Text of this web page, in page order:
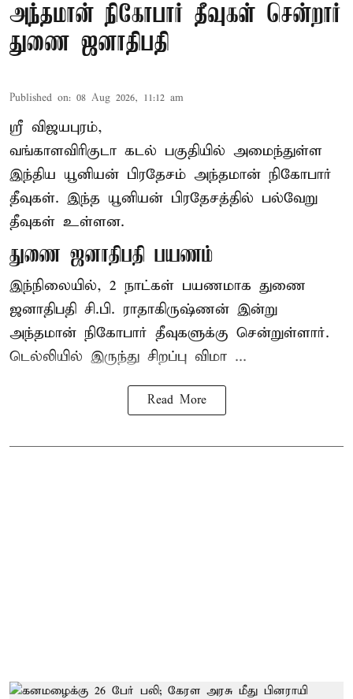
அந்தமான் நிகோபார் தீவுகள் சென்றார்
துணை ஜனாதிபதி
Published on: 08 Aug 2026, 11:12 am
ஸ்ரீ விஜயபுரம்,
வங்காளவிரிகுடா கடல் பகுதியில் அமைந்துள்ள
இந்திய யூனியன் பிரதேசம் அந்தமான் நிகோபார்
தீவுகள். இந்த யூனியன் பிரதேசத்தில் பல்வேறு
தீவுகள் உள்ளன.
துணை ஜனாதிபதி பயணம்
இந்நிலையில், 2 நாட்கள் பயணமாக துணை
ஜனாதிபதி சி.பி. ராதாகிருஷ்ணன் இன்று
அந்தமான் நிகோபார் தீவுகளுக்கு சென்றுள்ளார்.
டெல்லியில் இருந்து சிறப்பு விமா ...
Read More